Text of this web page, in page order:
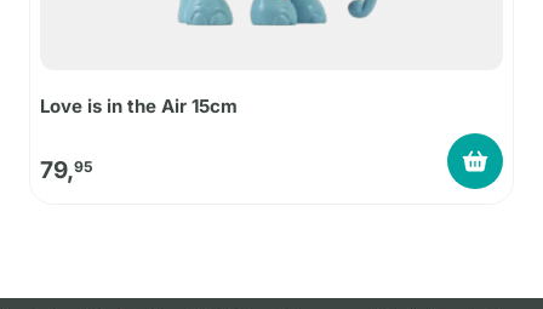
Love is in the Air 15cm
79,95